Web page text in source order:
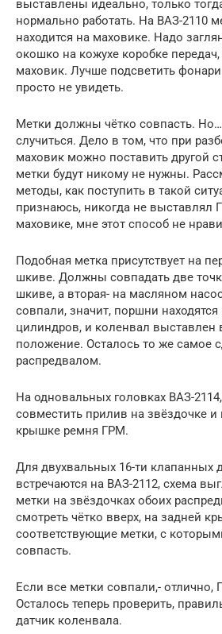
выставлены идеально, только
нормально работать. На ВАЗ-2110
находится на маховике. Надо
окошко на кожухе коробке
маховик. Лучше подсветить
просто не увидеть.
Метки должны чётко совпасть.
случиться. Дело в том, что при
маховик можно поставить другой
метки будут никому не нужны.
методы, как поступить в такой
признаюсь, никогда не выставлял
маховике, мне этот способ не
Подобная метка присутствует на
шкиве. Должны совпадать две
шкиве, а вторая- на масляном
совпали, значит, поршни
цилиндров, и коленвал выставлен
положение. Осталось то же самое
распредвалом.
На одновальных головках ВАЗ-
совместить прилив на звёздочке и
крышке ремня ГРМ.
Для двухвальных 16-ти клапанных
встречаются на ВАЗ-2112, схема
метки на звёздочках обоих
смотреть чётко вверх, на задней
соответствующие метки, с
совпасть.
Если все метки совпали,- отлично,
Осталось теперь проверить,
датчик коленвала.